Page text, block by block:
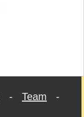
- Team -